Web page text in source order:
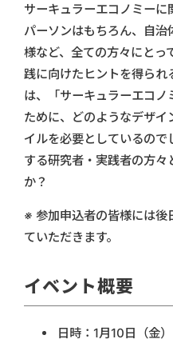
サーキュラーエコノミー
パーソンはもちろん、自
様など、全ての方々にとっ
践に向けたヒントを得られ
は、「サーキュラーエコ
ために、どのようなデザイ
イルを必要としているの
する研究者・実践者の方
か？
※ 参加申込者の皆様には後
ていただきます。
イベント概要
日時：1月10日（金）